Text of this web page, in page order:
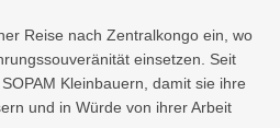
Reise nach Zentralkongo ein, wo
einsetzen. Seit
Kleinbauern, damit sie ihre
und in Würde von ihrer Arbeit